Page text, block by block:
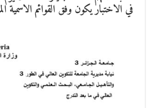
في الاختبار يكون وفق القوائم الاسمية